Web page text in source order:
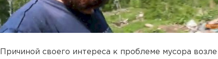
Причиной своего интереса к проблеме мусора возле